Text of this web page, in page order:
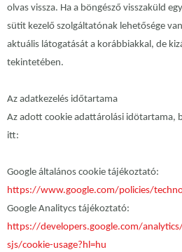
olvas vissza. Ha a böngésző visszaküld
sütit kezelő szolgáltatónak lehetősége
aktuális látogatását a korábbiakkal, de
tekintetében.
Az adatkezelés időtartama
Az adott cookie adattárolási idötartama,
itt:
Google általános cookie tájékoztató:
https://www.google.com/policies/
Google Analitycs tájékoztató:
https://developers.google.com/
sjs/cookie-usage?hl=hu